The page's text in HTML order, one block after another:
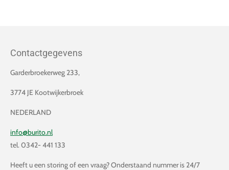
Contactgegevens
Garderbroekerweg 233,
3774 JE Kootwijkerbroek
NEDERLAND
info@burito.nl
tel. 0342- 441 133
Heeft u een storing of een vraag? Onderstaand nummer is 24/7